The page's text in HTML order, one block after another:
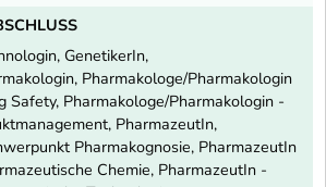
GenetikerIn,
Pharmakologe/Pharmakologin
Safety, Pharmakologe/Pharmakologin -
PharmazeutIn,
Pharmakognosie, PharmazeutIn
Chemie, PharmazeutIn -